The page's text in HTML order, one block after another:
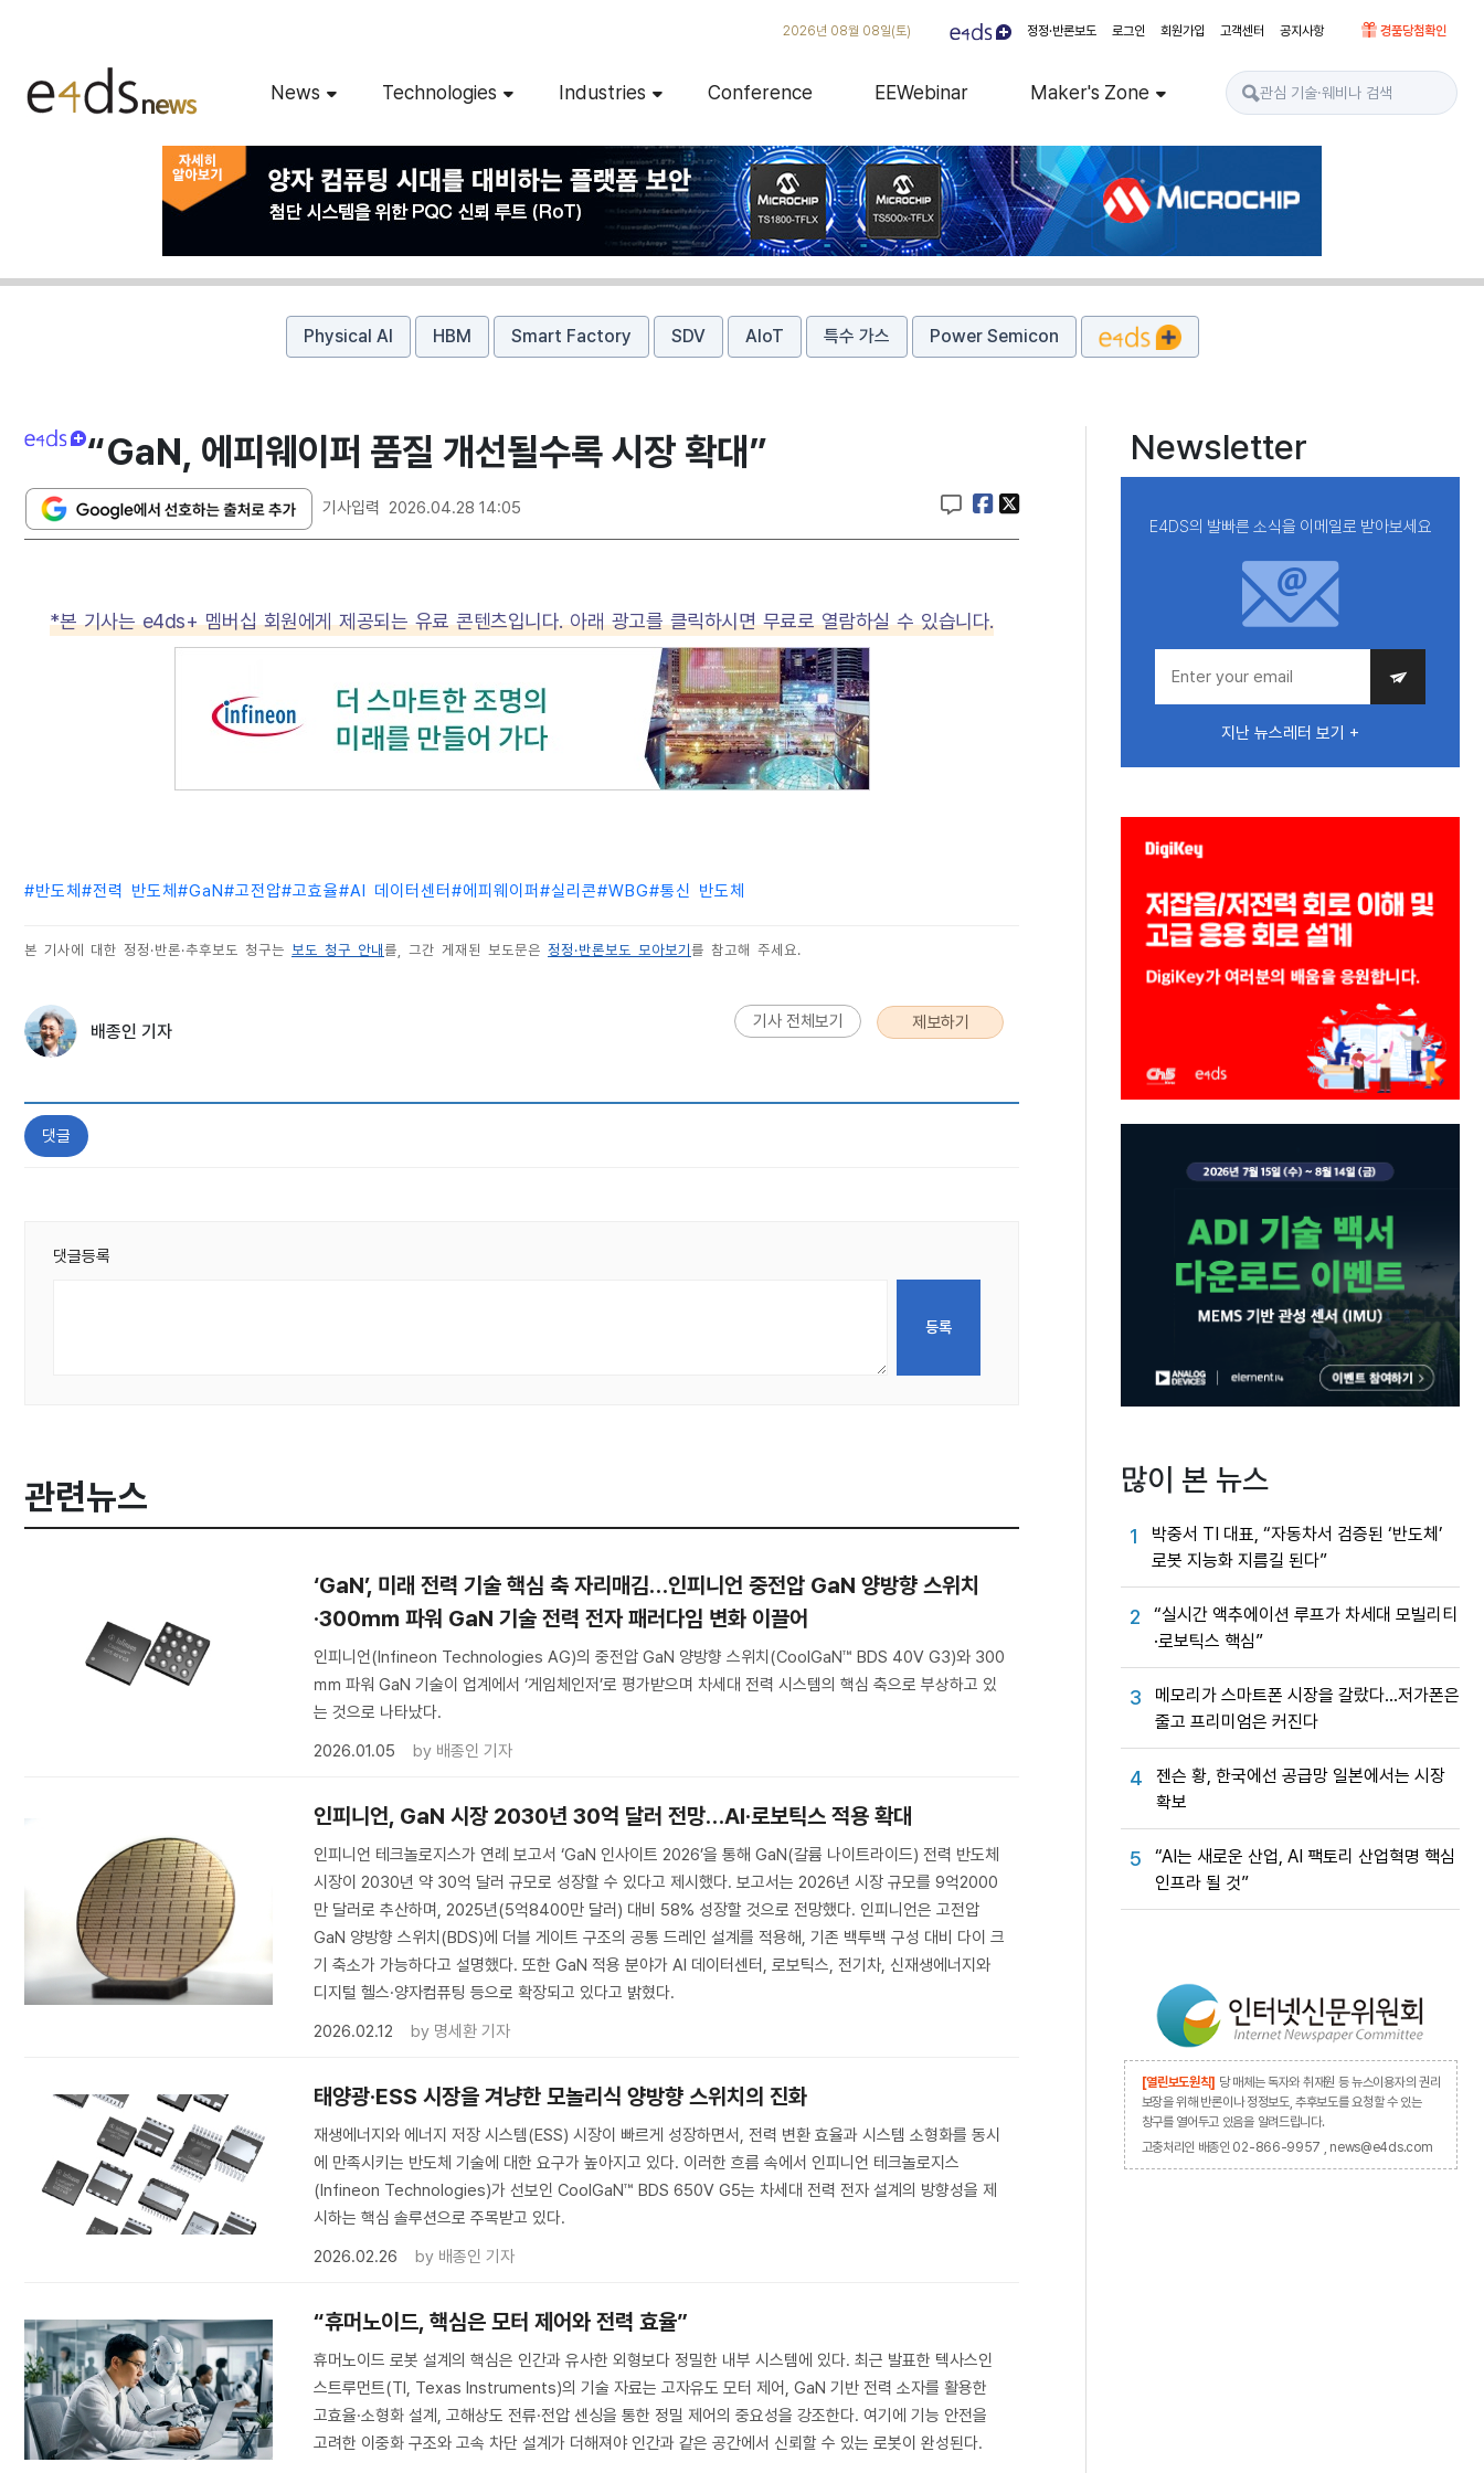
2026년 08월 08일(토) 정정·반론보도 로그인 회원가입 고객센터 공지사항 경품당첨확인
News Technologies Industries Conference EEWebinar Maker's Zone
Physical AI HBM Smart Factory SDV AIoT 특수 가스 Power Semicon
“GaN, 에피웨이퍼 품질 개선될수록 시장 확대”
기사입력 2026.04.28 14:05
*본 기사는 e4ds+ 멤버십 회원에게 제공되는 유료 콘텐츠입니다. 아래 광고를 클릭하시면 무료로 열람하실 수 있습니다.
#반도체 #전력 반도체 #GaN#고전압#고효율#AI 데이터센터 #에피웨이퍼 #실리콘#WBG#통신 반도체
본 기사에 대한 정정·반론·추후보도 청구는 보도 청구 안내 를, 그간 게재된 보도문은 정정·반론보도 모아보기 를 참고해 주세요.
배종인 기자 기사 전체보기 제보하기
댓글
댓글등록
관련뉴스
‘GaN’, 미래 전력 기술 핵심 축 자리매김…인피니언 중전압 GaN 양방향 스위치
·300㎜ 파워 GaN 기술 전력 전자 패러다임 변화 이끌어
인피니언(Infineon Technologies AG)의 중전압 GaN 양방향 스위치(CoolGaN™ BDS 40V G3)와 300
㎜ 파워 GaN 기술이 업계에서 ‘게임체인저’로 평가받으며 차세대 전력 시스템의 핵심 축으로 부상하고 있
는 것으로 나타났다.
2026.01.05
by 배종인 기자
인피니언, GaN 시장 2030년 30억 달러 전망…AI·로보틱스 적용 확대
인피니언 테크놀로지스가 연례 보고서 ‘GaN 인사이트 2026’을 통해 GaN(갈륨 나이트라이드) 전력 반도체
시장이 2030년 약 30억 달러 규모로 성장할 수 있다고 제시했다. 보고서는 2026년 시장 규모를 9억2000
만 달러로 추산하며, 2025년(5억8400만 달러) 대비 58% 성장할 것으로 전망했다. 인피니언은 고전압
GaN 양방향 스위치(BDS)에 더블 게이트 구조의 공통 드레인 설계를 적용해, 기존 백투백 구성 대비 다이 크
기 축소가 가능하다고 설명했다. 또한 GaN 적용 분야가 AI 데이터센터, 로보틱스, 전기차, 신재생에너지와
디지털 헬스·양자컴퓨팅 등으로 확장되고 있다고 밝혔다.
2026.02.12
by 명세환 기자
태양광·ESS 시장을 겨냥한 모놀리식 양방향 스위치의 진화
재생에너지와 에너지 저장 시스템(ESS) 시장이 빠르게 성장하면서, 전력 변환 효율과 시스템 소형화를 동시
에 만족시키는 반도체 기술에 대한 요구가 높아지고 있다. 이러한 흐름 속에서 인피니언 테크놀로지스
(Infineon Technologies)가 선보인 CoolGaN™ BDS 650V G5는 차세대 전력 전자 설계의 방향성을 제
시하는 핵심 솔루션으로 주목받고 있다.
2026.02.26
by 배종인 기자
“휴머노이드, 핵심은 모터 제어와 전력 효율”
휴머노이드 로봇 설계의 핵심은 인간과 유사한 외형보다 정밀한 내부 시스템에 있다. 최근 발표한 텍사스인
스트루먼트(TI, Texas Instruments)의 기술 자료는 고자유도 모터 제어, GaN 기반 전력 소자를 활용한
고효율·소형화 설계, 고해상도 전류·전압 센싱을 통한 정밀 제어의 중요성을 강조한다. 여기에 기능 안전을
고려한 이중화 구조와 고속 차단 설계가 더해져야 인간과 같은 공간에서 신뢰할 수 있는 로봇이 완성된다.
Newsletter
E4DS의 발빠른 소식을 이메일로 받아보세요
지난 뉴스레터 보기 +
많이 본 뉴스
1
박중서 TI 대표, “자동차서 검증된 ‘반도체’
로봇 지능화 지름길 된다”
2
“실시간 액추에이션 루프가 차세대 모빌리티
·로보틱스 핵심”
3
메모리가 스마트폰 시장을 갈랐다…저가폰은
줄고 프리미엄은 커진다
4
젠슨 황, 한국에선 공급망 일본에서는 시장
확보
5
“AI는 새로운 산업, AI 팩토리 산업혁명 핵심
인프라 될 것”
[열린보도원칙] 당 매체는 독자와 취재원 등 뉴스이용자의 권리
보장을 위해 반론이나 정정보도, 추후보도를 요청할 수 있는
창구를 열어두고 있음을 알려드립니다.
고충처리인 배종인 02-866-9957 , news@e4ds.com